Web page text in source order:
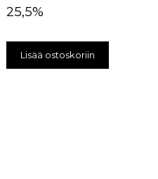
25,5%
Lisää ostoskoriin